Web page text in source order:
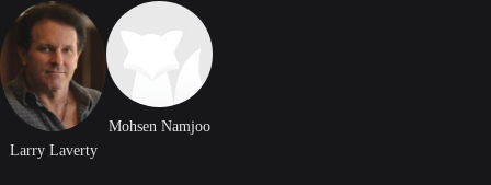
Larry Laverty
Mohsen Namjoo